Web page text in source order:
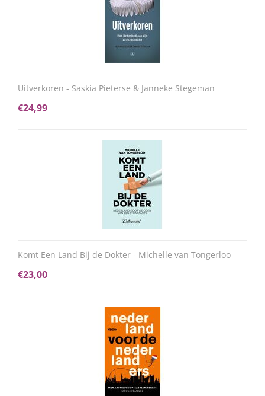
Uitverkoren - Saskia Pieterse & Janneke Stegeman
€24,99
Komt Een Land Bij de Dokter - Michelle van Tongerloo
€23,00